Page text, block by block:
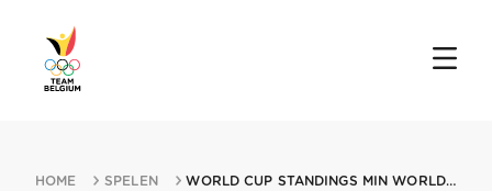
HOME SPELEN WORLD CUP STANDINGS MIN WORLD CUP 23022019 EUROPE